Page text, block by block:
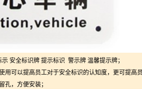
安全标识牌 提示标识 警示牌 温馨提示牌；
用可以提高员工对于安全标识的认知度，更可提高
孔，方便安装；